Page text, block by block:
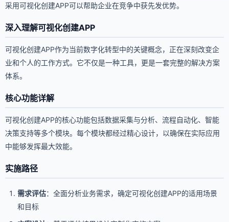
采用可视化创建APP可以帮助企业在竞争中获先发优势。
深入理解可视化创建APP
可视化创建APP作为当前数字化转型中的关键概念，正在深刻改变企
业和个人的工作方式。它不仅是一种工具，更是一套完整的解决方案
体系。
核心功能详解
可视化创建APP的核心功能包括数据采集与分析、流程自动化、智能
决策支持等多个模块。每个模块都经过精心设计，以确保在实际应用
中能够发挥最大效能。
实施路径
需求评估：全面分析业务需求，确定可视化创建APP的适用场景
和目标